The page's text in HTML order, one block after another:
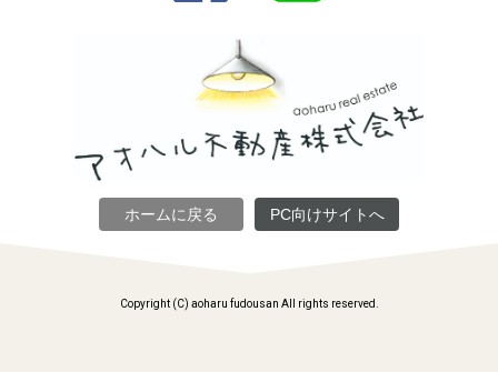
ホームに戻る PC向けサイトへ
Copyright (C) aoharu fudousan All rights reserved.